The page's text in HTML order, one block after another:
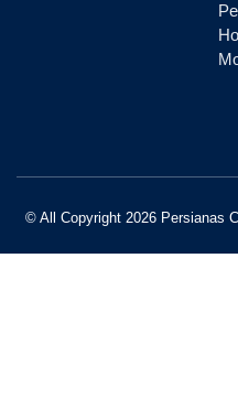
© All Copyright 2026 Persianas